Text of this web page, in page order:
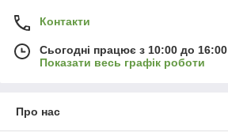
Контакти
Сьогодні працює з 10:00 до 16:00
Показати весь графік роботи
Про нас